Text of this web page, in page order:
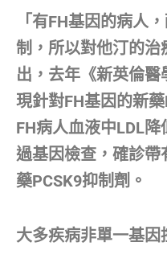
「有FH基因的病人
制，所以對他汀的
出，去年《新英倫
現針對FH基因的新
FH病人血液中LDL
過基因檢查，確診帶
藥PCSK9抑制劑。
大多疾病非單一基因